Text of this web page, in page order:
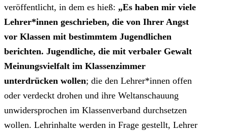
veröffentlicht, in dem es hieß: „Es haben mir viele
Lehrer*innen geschrieben, die von Ihrer Angst
vor Klassen mit bestimmtem Jugendlichen
berichten. Jugendliche, die mit verbaler Gewalt
Meinungsvielfalt im Klassenzimmer
unterdrücken wollen; die den Lehrer*innen offen
oder verdeckt drohen und ihre Weltanschauung
unwidersprochen im Klassenverband durchsetzen
wollen. Lehrinhalte werden in Frage gestellt, Lehrer